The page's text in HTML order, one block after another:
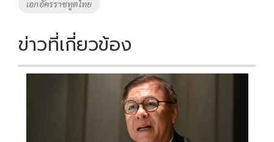
เอกอัครราชทูตไทย
ข่าวที่เกี่ยวข้อง